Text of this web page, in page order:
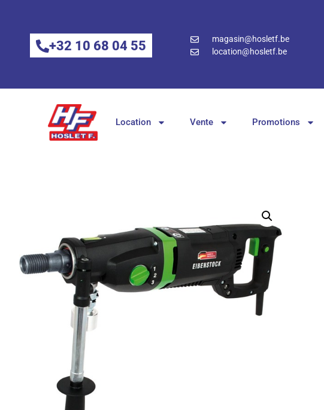
+32 10 68 04 55
magasin@hosletf.be
location@hosletf.be
Location Vente Promotions